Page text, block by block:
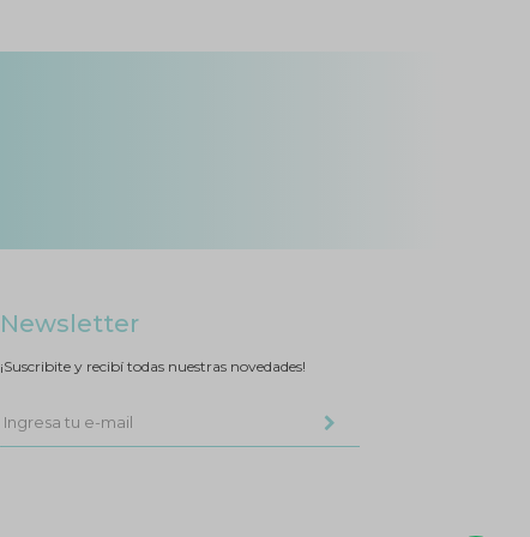
Newsletter
¡Suscribite y recibí todas nuestras novedades!